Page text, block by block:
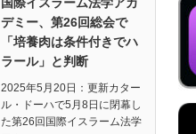
国際イスラーム法学アカ
デミー、第26回総会で
「培養肉は条件付きでハ
ラール」と判断
2025年5月20日：更新カター
ル・ドーハで5月8日に閉幕し
た第26回国際イスラーム法学